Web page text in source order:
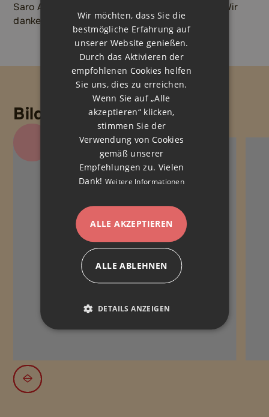
Saro Agro Investment, Ashok Surati, erhalten. Wir
danken ihm von Herzen!
Bildergalerie
Wir möchten, dass Sie die
bestmögliche Erfahrung auf
unserer Website genießen.
Durch das Aktivieren der
empfohlenen Cookies helfen
Sie uns, dies zu erreichen.
Wenn Sie auf „Alle
akzeptieren“ klicken,
stimmen Sie der
Verwendung von Cookies
gemäß unserer
Empfehlungen zu. Vielen
Dank! Weitere Informationen
ALLE AKZEPTIEREN
ALLE ABLEHNEN
DETAILS ANZEIGEN